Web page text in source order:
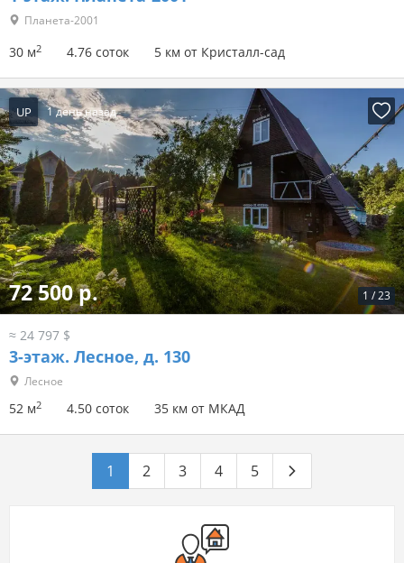
Планета-2001
30 м2 4.76 соток 5 км от Кристалл-сад
UP 1 день назад
1 /23
72 500 р.
≈ 24 797 $
3-этаж. Лесное, д. 130
Лесное
52 м2 4.50 соток 35 км от МКАД
1 2 3 4 5